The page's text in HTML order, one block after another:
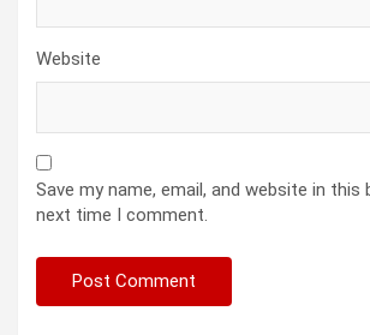
Website
Save my name, email, and website in
next time I comment.